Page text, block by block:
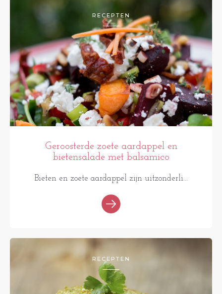
RECEPTEN
Geroosterde zoete aardappel en
bietensalade met balsamico
Bieten en zoete aardappel zijn uitzonderli...
RECEPTEN